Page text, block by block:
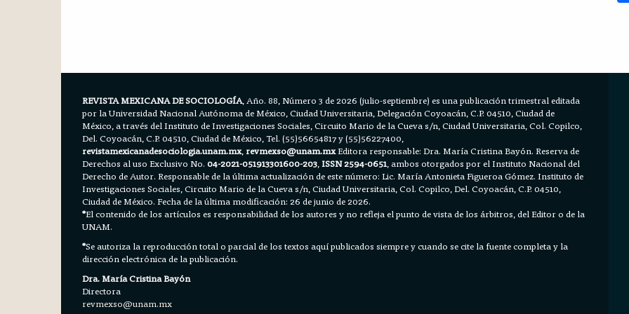
REVISTA MEXICANA DE SOCIOLOGÍA, Año. 88, Número 3 de 2026 (julio-septiembre) es una publicación trimestral editada
por la Universidad Nacional Autónoma de México, Ciudad Universitaria, Delegación Coyoacán, C.P. 04510, Ciudad de
México, a través del Instituto de Investigaciones Sociales, Circuito Mario de la Cueva s/n, Ciudad Universitaria, Col. Copilco,
Del. Coyoacán, C.P. 04510, Ciudad de México, Tel. (55)56654817 y (55)56227400,
revistamexicanadesociologia.unam.mx,revmexso@unam.mxEditora responsable: Dra. María Cristina Bayón. Reserva de
Derechos al uso Exclusivo No.04-2021-051913301600-203,ISSN 2594-0651, ambos otorgados por el Instituto Nacional del
Derecho de Autor. Responsable de la última actualización de este número: Lic. María Antonieta Figueroa Gómez. Instituto de
Investigaciones Sociales, Circuito Mario de la Cueva s/n, Ciudad Universitaria, Col. Copilco, Del. Coyoacán, C.P. 04510,
Ciudad de México. Fecha de la última modificación: 26 de junio de 2026.
*El contenido de los artículos es responsabilidad de los autores y no refleja el punto de vista de los árbitros, del Editor o de la
UNAM.
*Se autoriza la reproducción total o parcial de los textos aquí publicados siempre y cuando se cite la fuente completa y la
dirección electrónica de la publicación.
Dra. María Cristina Bayón
Directora
revmexso@unam.mx